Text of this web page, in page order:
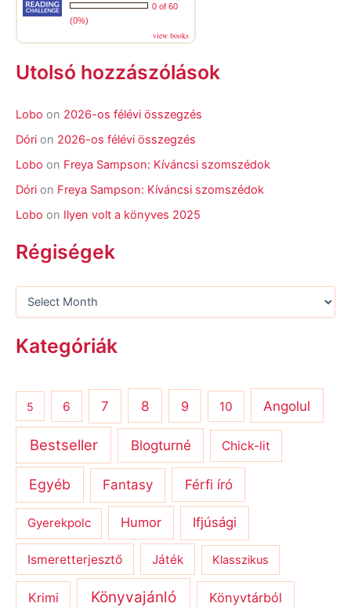
0 of 60
(0%)
view books
Utolsó hozzászólások
Lobo on 2026-os félévi összegzés
Dóri on 2026-os félévi összegzés
Lobo on Freya Sampson: Kíváncsi szomszédok
Dóri on Freya Sampson: Kíváncsi szomszédok
Lobo on Ilyen volt a könyves 2025
Régiségek
Kategóriák
5 6 7 8 9 10 Angolul
Bestseller Blogturné Chick-lit
Egyéb Fantasy Férfi író
Gyerekpolc Humor Ifjúsági
Ismeretterjesztő Játék Klasszikus
Krimi Könyvajánló Könyvtárból